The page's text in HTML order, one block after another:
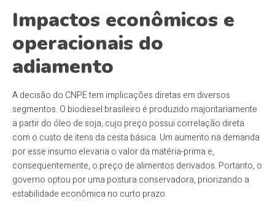
Impactos econômicos e
operacionais do
adiamento
A decisão do CNPE tem implicações diretas em diversos
segmentos. O biodiesel brasileiro é produzido majoritariamente
a partir do óleo de soja, cujo preço possui correlação direta
com o custo de itens da cesta básica. Um aumento na demanda
por esse insumo elevaria o valor da matéria-prima e,
consequentemente, o preço de alimentos derivados. Portanto, o
governo optou por uma postura conservadora, priorizando a
estabilidade econômica no curto prazo.